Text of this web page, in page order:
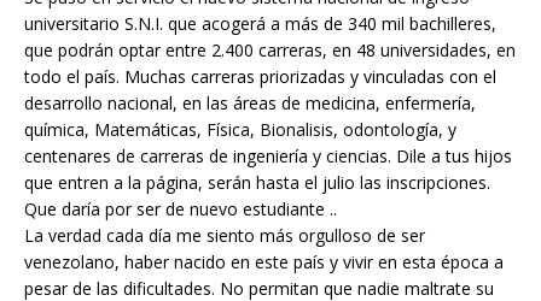
universitario S.N.I. que acogerá a más de 340 mil bachilleres,
que podrán optar entre 2.400 carreras, en 48 universidades, en
todo el país. Muchas carreras priorizadas y vinculadas con el
desarrollo nacional, en las áreas de medicina, enfermería,
química, Matemáticas, Física, Bionalisis, odontología, y
centenares de carreras de ingeniería y ciencias. Dile a tus hijos
que entren a la página, serán hasta el julio las inscripciones.
Que daría por ser de nuevo estudiante ..
La verdad cada día me siento más orgulloso de ser
venezolano, haber nacido en este país y vivir en esta época a
pesar de las dificultades. No permitan que nadie maltrate su